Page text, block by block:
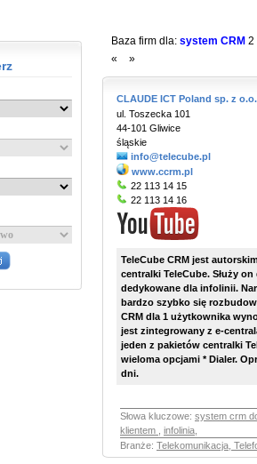
Baza firm dla: system CRM 2
«
»
CLAUDE ICT Poland sp. z
ul. Toszecka 101
44-101 Gliwice
śląskie
info@telecube.pl
www.ccrm.pl
22 113 14 15
22 113 14 16
TeleCube CRM jest
centralki TeleCube. Służy
dedykowane dla infolinii.
bardzo szybko się
CRM dla 1 użytkownika
jest zintegrowany z e-
jeden z pakietów centralki
wieloma opcjami * Dialer.
dni.
Słowa kluczowe: system crm
klientem
infolinia
Branże: Telekomunikacja,